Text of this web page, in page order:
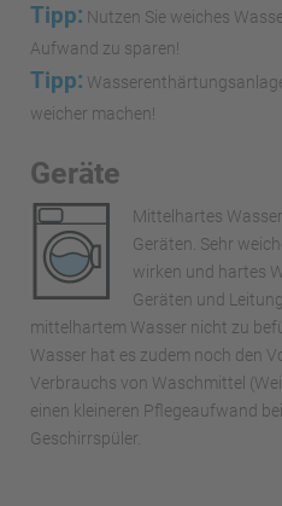
Tipp: Nutzen Sie weiches
Aufwand zu sparen!
Tipp:
weicher machen!
Geräte
Mittelhartes
Geräten. Sehr
wirken und hartes
Geräten und
mittelhartem Wasser nicht zu
Wasser hat es zudem noch den
Verbrauchs von Waschmittel
einen kleineren Pflegeaufwand
Geschirrspüler.